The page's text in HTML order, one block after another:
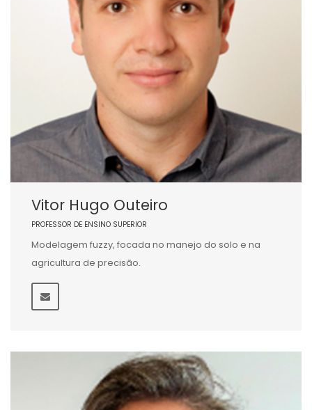
Vitor Hugo Outeiro
PROFESSOR DE ENSINO SUPERIOR
Modelagem fuzzy, focada no manejo do solo e na
agricultura de precisão.